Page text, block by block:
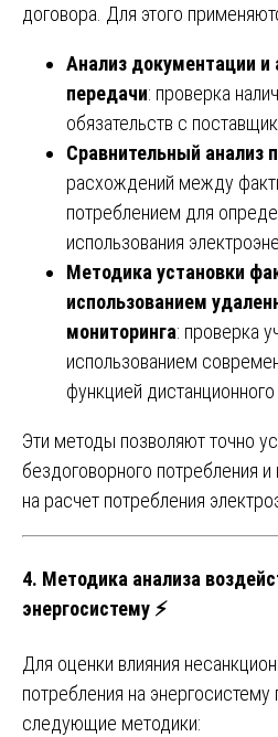
договора. Для этого
Анализ документации и
передачи: проверка
обязательств с
Сравнительный анализ
расхождений между
потреблением для
использования
Методика установки
использованием
мониторинга: проверка
использованием
функцией дистанционного
Эти методы позволяют точно
бездоговорного потребления и
на расчет потребления
4. Методика анализа
энергосистему ⚡
Для оценки влияния
потребления на
следующие методики: